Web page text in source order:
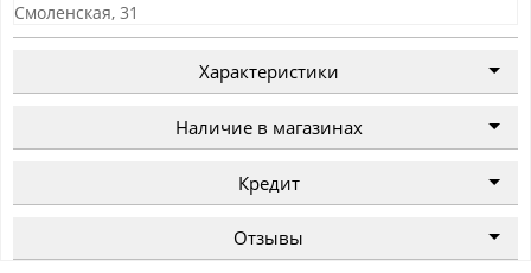
Смоленская, 31
Характеристики
Наличие в магазинах
Кредит
Отзывы